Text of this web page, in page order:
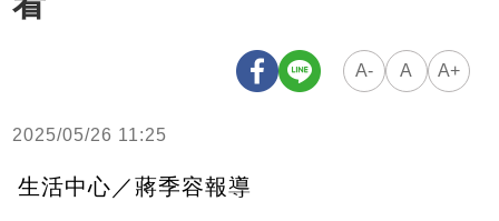
A- A A+
2025/05/26 11:25
生活中心／蔣季容報導